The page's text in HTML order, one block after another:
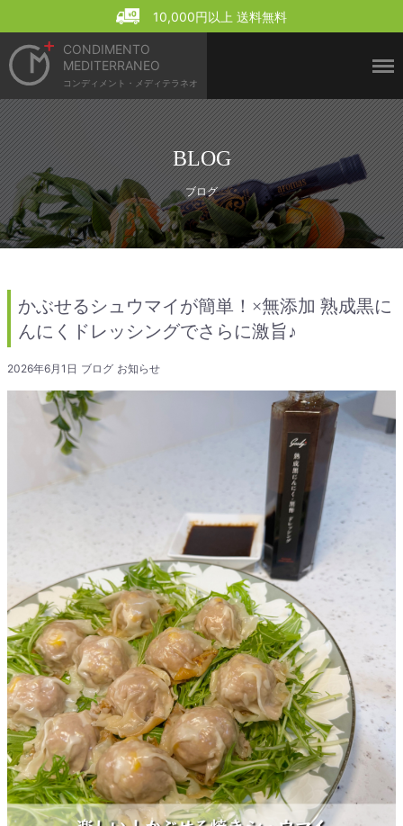
10,000円以上 送料無料
CONDIMENTO
MEDITERRANEO
コンディメント・メディテラネオ
BLOG
ブログ
かぶせるシュウマイが簡単！×無添加 熟成黒に
んにくドレッシングでさらに激旨♪
2026年6月1日 ブログ お知らせ